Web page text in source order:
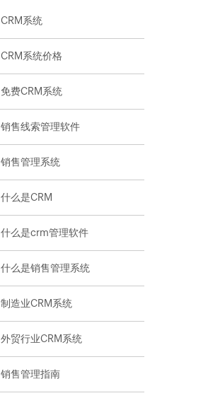
CRM系统
CRM系统价格
免费CRM系统
销售线索管理软件
销售管理系统
什么是CRM
什么是crm管理软件
什么是销售管理系统
制造业CRM系统
外贸行业CRM系统
销售管理指南